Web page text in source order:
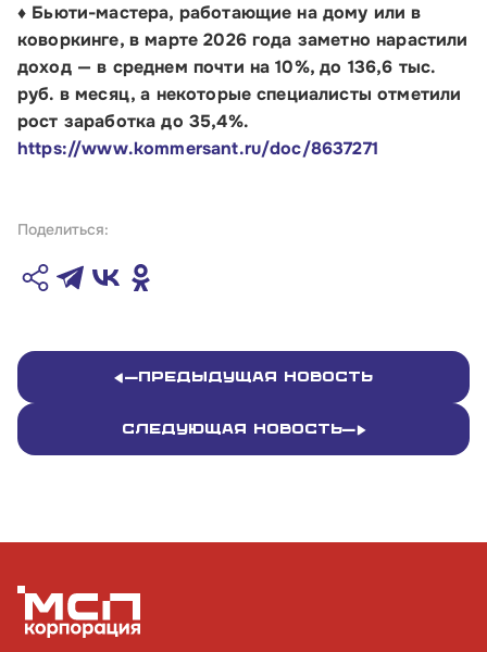
Почтовый адрес:
109012, г. Москва, Славянская площадь, д.4,
стр.1
Обратиться в Корпорацию
♦ Бьюти-мастера, работающие на дому или в
коворкинге, в марте 2026 года заметно нарастили
доход — в среднем почти на 10%, до 136,6 тыс.
руб. в месяц, а некоторые специалисты отметили
рост заработка до 35,4%.
https://www.kommersant.ru/doc/8637271
Поделиться:
Предыдущая новость
Следующая новость